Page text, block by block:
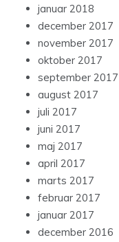
januar 2018
december 2017
november 2017
oktober 2017
september 2017
august 2017
juli 2017
juni 2017
maj 2017
april 2017
marts 2017
februar 2017
januar 2017
december 2016